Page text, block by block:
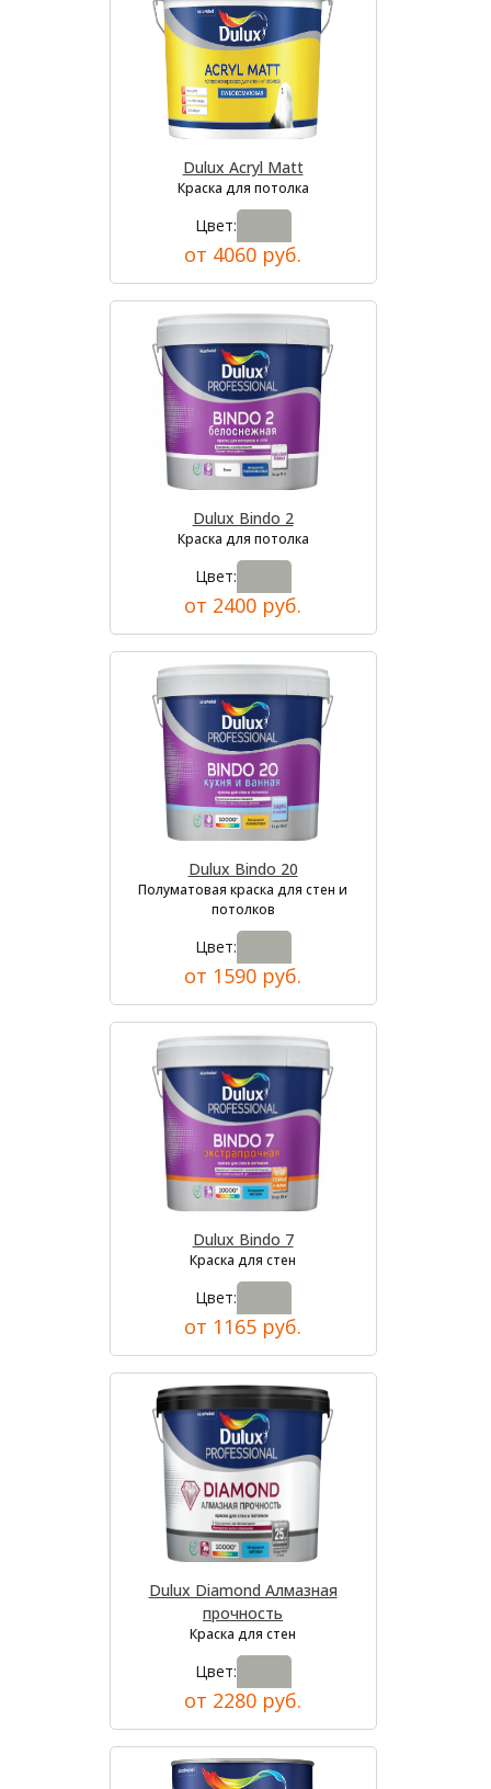
Dulux Acryl Matt
Краска для потолка
Цвет:
от 4060 руб.
Dulux Bindo 2
Краска для потолка
Цвет:
от 2400 руб.
Dulux Bindo 20
Полуматовая краска для стен и
потолков
Цвет:
от 1590 руб.
Dulux Bindo 7
Краска для стен
Цвет:
от 1165 руб.
Dulux Diamond Алмазная
прочность
Краска для стен
Цвет:
от 2280 руб.